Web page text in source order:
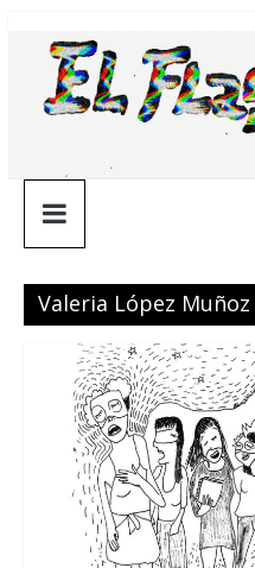
contenido
¯\_(ツ)_/
¯
Valeria López Muñoz